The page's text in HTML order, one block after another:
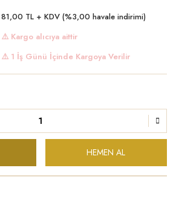
81,00 TL + KDV (%3,00 havale indirimi)
⚠️ Kargo alıcıya aittir
⚠️ 1 İş Günü İçinde Kargoya Verilir
HEMEN AL